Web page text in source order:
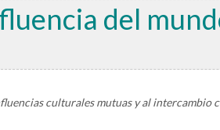
del
culturales mutuas y al intercambio